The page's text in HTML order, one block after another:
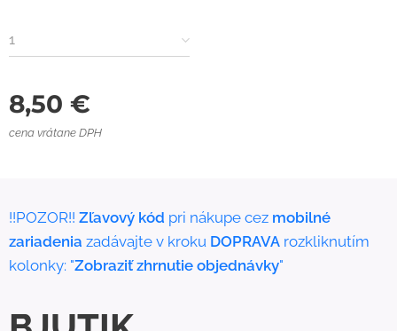
1
8,50 €
cena vrátane DPH
!!POZOR!! Zľavový kód pri nákupe cez mobilné
zariadenia zadávajte v kroku DOPRAVA rozkliknutím
kolonky: "Zobraziť zhrnutie objednávky"